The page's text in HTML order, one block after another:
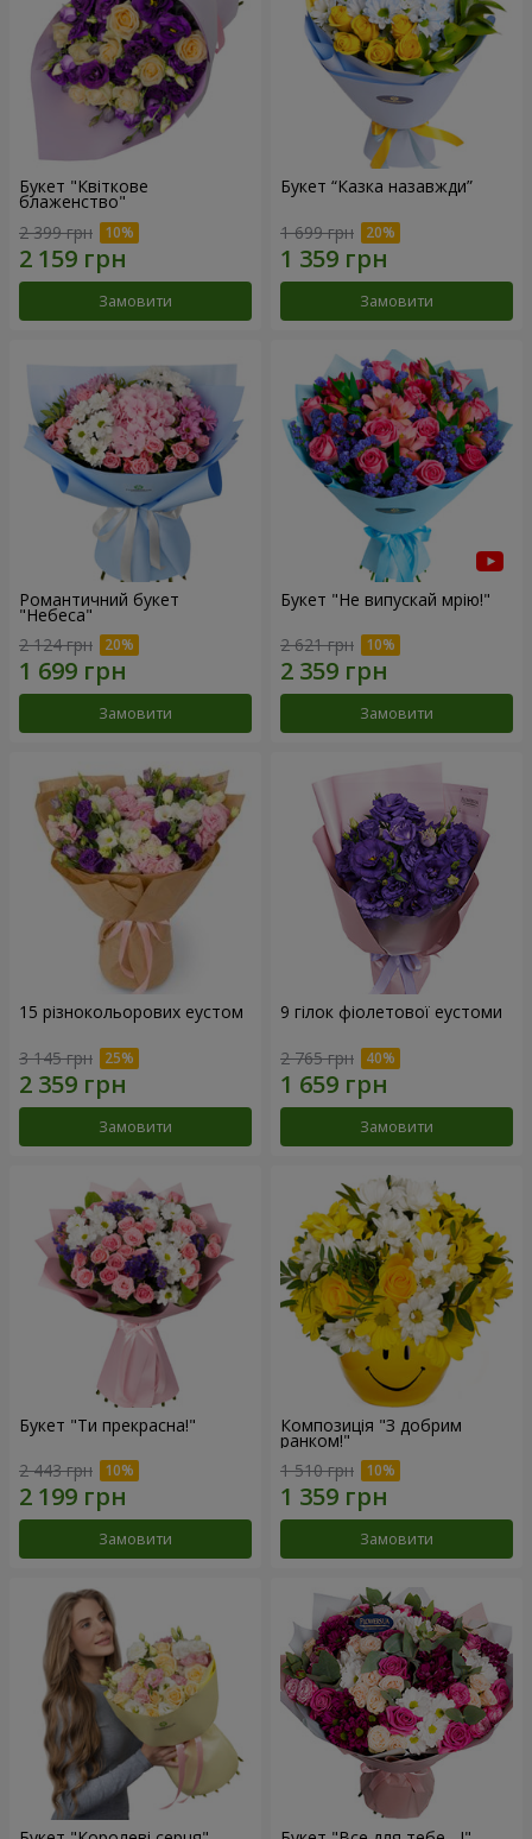
Букет "Квіткове
блаженство"
2 399 грн
Замовити
Букет “Казка назавжди”
1 699 грн
Замовити
Романтичний букет
"Небеса"
2 124 грн
Замовити
Букет "Не випускай мрію!"
2 621 грн
Замовити
15 різнокольорових еустом
3 145 грн
Замовити
9 гілок фіолетової еустоми
2 765 грн
Замовити
Букет "Ти прекрасна!"
2 443 грн
Замовити
Композиція "З добрим
ранком!"
1 510 грн
Замовити